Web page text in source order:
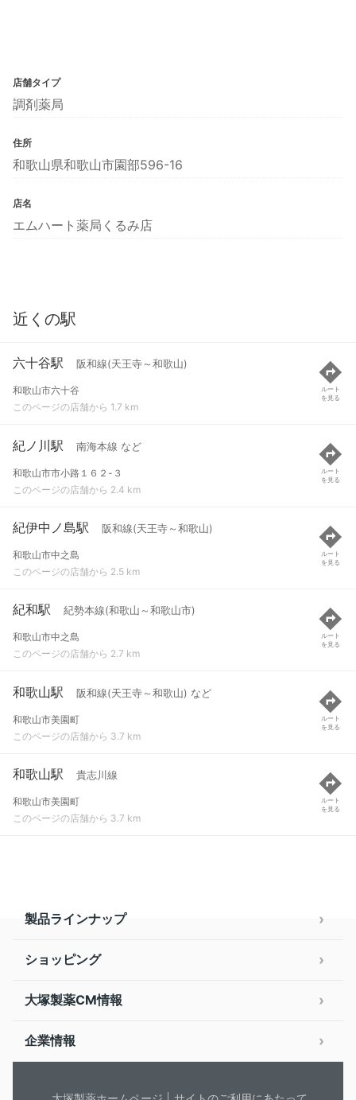
店舗タイプ
調剤薬局
住所
和歌山県和歌山市園部596-16
店名
エムハート薬局くるみ店
近くの駅
六十谷駅 阪和線(天王寺～和歌山)
和歌山市六十谷
このページの店舗から 1.7 km
ルート
を見る
紀ノ川駅 南海本線 など
和歌山市市小路１６２-３
このページの店舗から 2.4 km
ルート
を見る
紀伊中ノ島駅 阪和線(天王寺～和歌山)
和歌山市中之島
このページの店舗から 2.5 km
ルート
を見る
紀和駅 紀勢本線(和歌山～和歌山市)
和歌山市中之島
このページの店舗から 2.7 km
ルート
を見る
和歌山駅 阪和線(天王寺～和歌山) など
和歌山市美園町
このページの店舗から 3.7 km
ルート
を見る
和歌山駅 貴志川線
和歌山市美園町
このページの店舗から 3.7 km
ルート
を見る
製品ラインナップ
ショッピング
大塚製薬CM情報
企業情報